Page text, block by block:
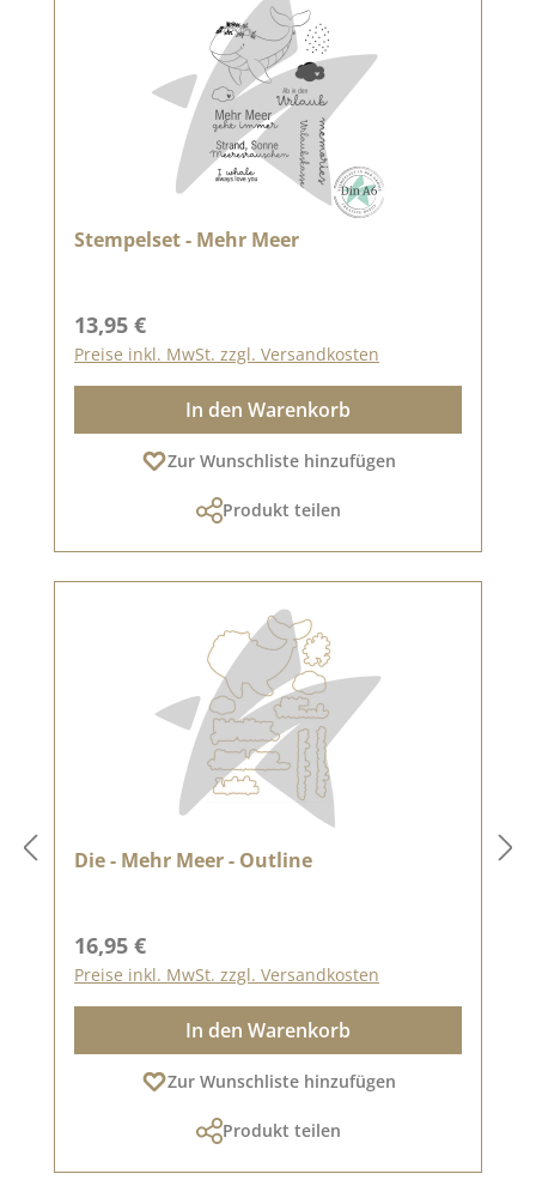
Stempelset - Mehr Meer
Regulärer Preis:
13,95 €
Preise inkl. MwSt. zzgl. Versandkosten
In den Warenkorb
Zur Wunschliste hinzufügen
Produkt teilen
Die - Mehr Meer - Outline
Regulärer Preis:
16,95 €
Preise inkl. MwSt. zzgl. Versandkosten
In den Warenkorb
Zur Wunschliste hinzufügen
Produkt teilen